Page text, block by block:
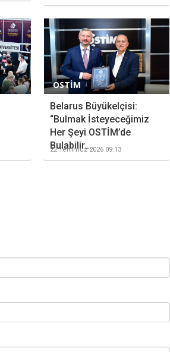
OSTİM
Belarus Büyükelçisi:
“Bulmak İsteyeceğimiz
Her Şeyi OSTİM’de
Bulabilir...
22 Temmuz 2026 09:13